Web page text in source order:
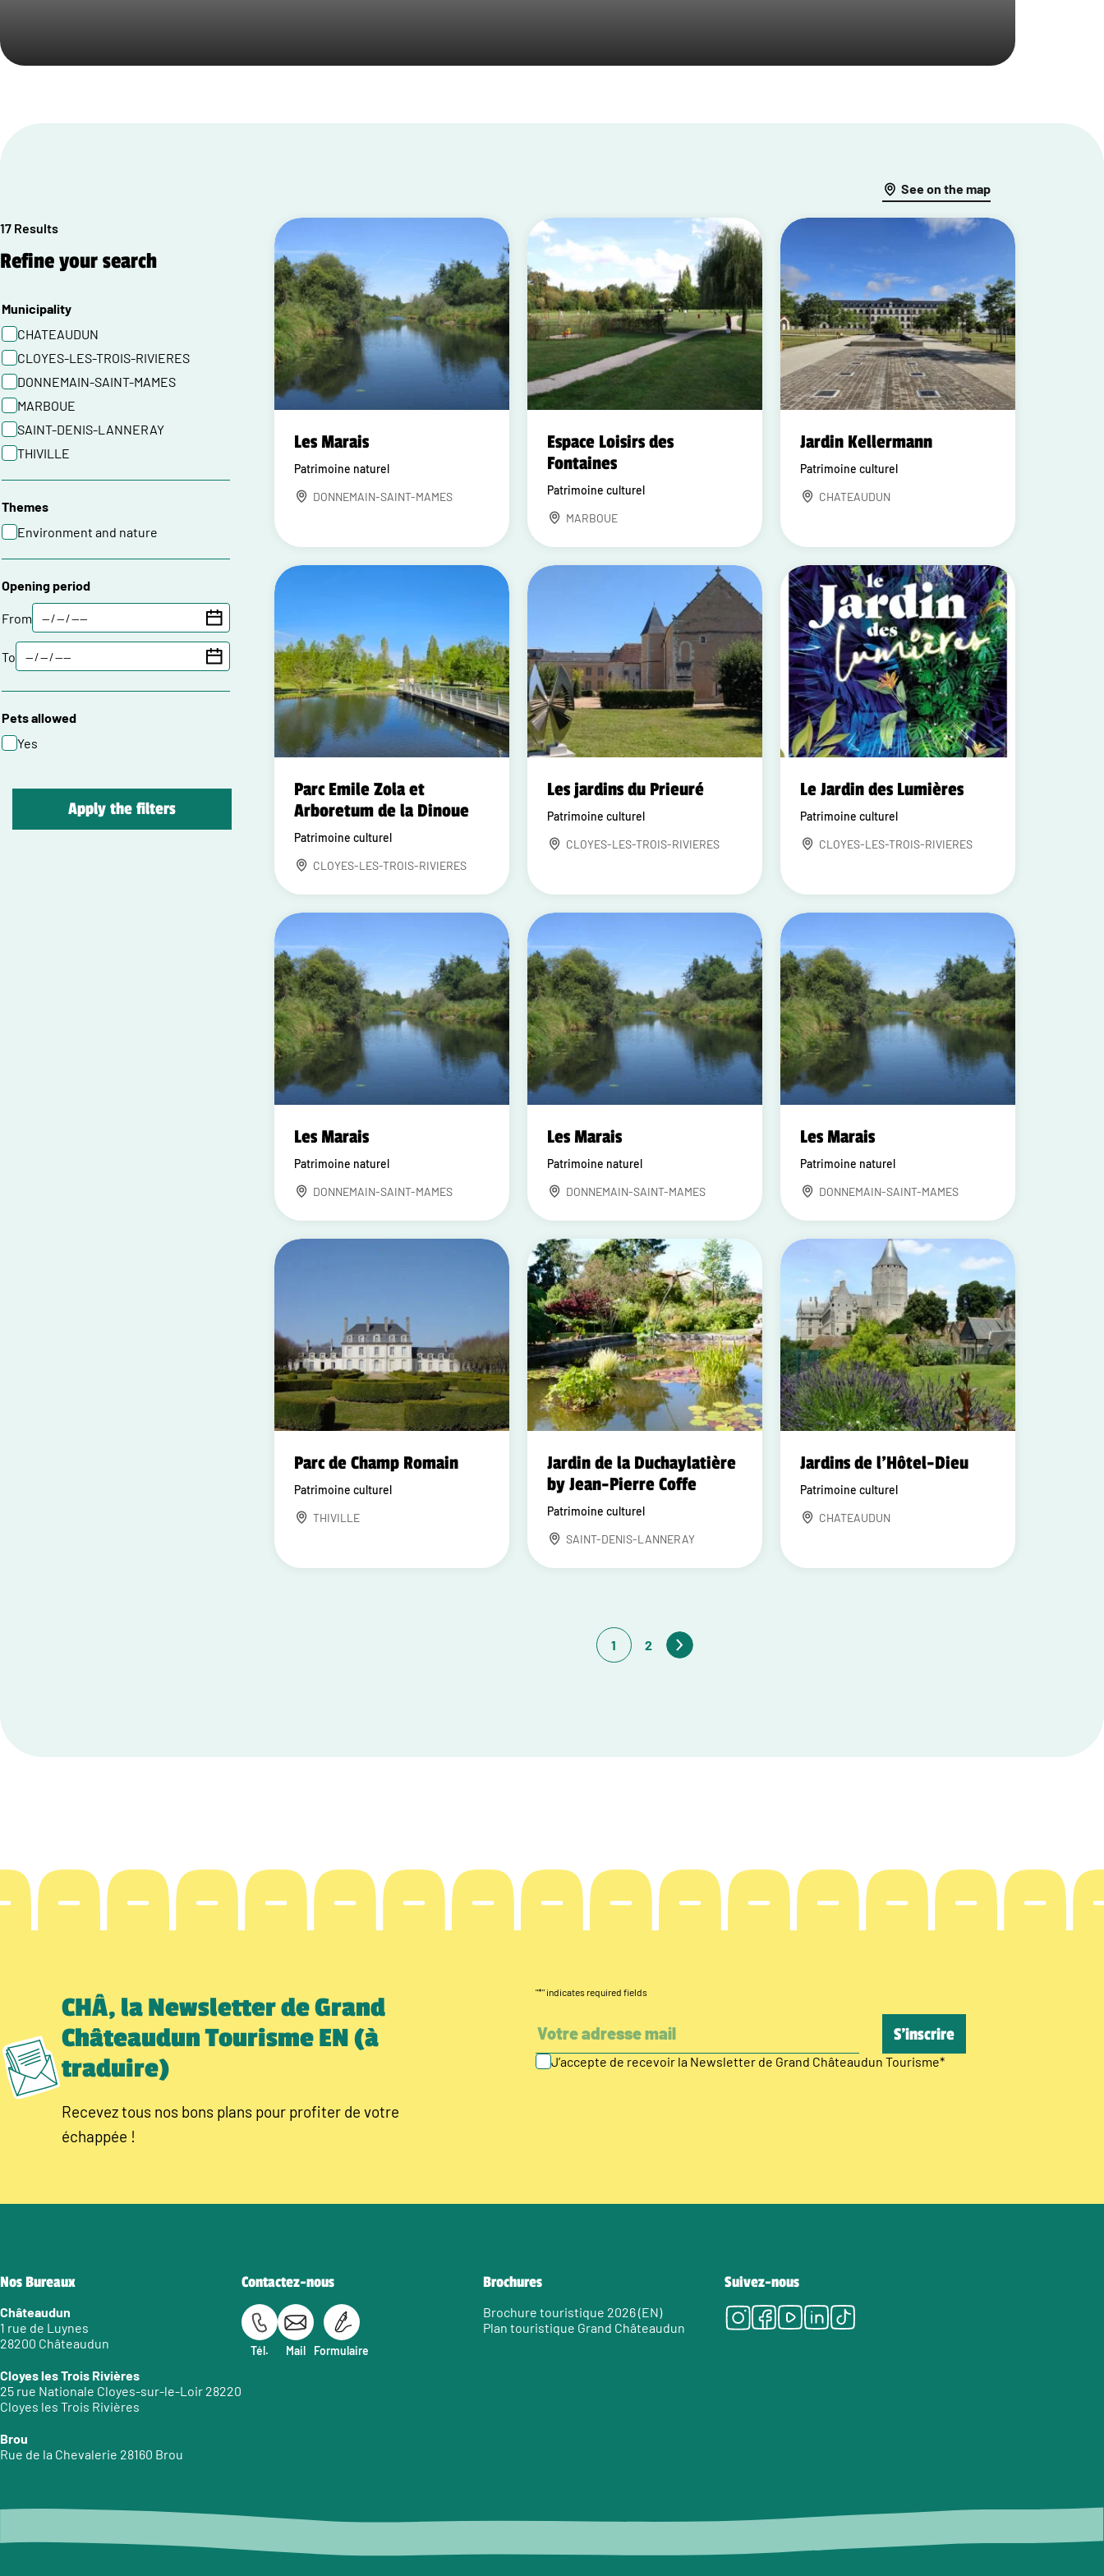
17 Results
Refine your search
Municipality
CHATEAUDUN
CLOYES-LES-TROIS-RIVIERES
DONNEMAIN-SAINT-MAMES
MARBOUE
SAINT-DENIS-LANNERAY
THIVILLE
Themes
Environment and nature
Opening period
From
To
Pets allowed
Yes
Apply the filters
See on the map
Les Marais
Patrimoine naturel
DONNEMAIN-SAINT-MAMES
Espace Loisirs des
Fontaines
Patrimoine culturel
MARBOUE
Jardin Kellermann
Patrimoine culturel
CHATEAUDUN
Parc Emile Zola et
Arboretum de la Dinoue
Patrimoine culturel
CLOYES-LES-TROIS-RIVIERES
Les jardins du Prieuré
Patrimoine culturel
CLOYES-LES-TROIS-RIVIERES
Le Jardin des Lumières
Patrimoine culturel
CLOYES-LES-TROIS-RIVIERES
Les Marais
Patrimoine naturel
DONNEMAIN-SAINT-MAMES
Les Marais
Patrimoine naturel
DONNEMAIN-SAINT-MAMES
Les Marais
Patrimoine naturel
DONNEMAIN-SAINT-MAMES
Parc de Champ Romain
Patrimoine culturel
THIVILLE
Jardin de la Duchaylatière
by Jean-Pierre Coffe
Patrimoine culturel
SAINT-DENIS-LANNERAY
Jardins de l'Hôtel-Dieu
Patrimoine culturel
CHATEAUDUN
1 2
CHÂ, la Newsletter de Grand
Châteaudun Tourisme EN (à
traduire)
Recevez tous nos bons plans pour profiter de votre
échappée !
"*" indicates required fields
J’accepte de recevoir la Newsletter de Grand Châteaudun Tourisme*
Nos Bureaux
Châteaudun
1 rue de Luynes
28200 Châteaudun
Cloyes les Trois Rivières
25 rue Nationale Cloyes-sur-le-Loir 28220
Cloyes les Trois Rivières
Brou
Rue de la Chevalerie 28160 Brou
Contactez-nous
Tél. Mail Formulaire
Brochures
Brochure touristique 2026 (EN)
Plan touristique Grand Châteaudun
Suivez-nous
Instagram
Facebook
Youtube
LinkedIn
Tiktok